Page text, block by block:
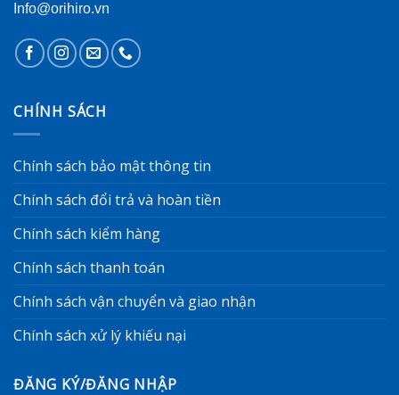
Info@orihiro.vn
CHÍNH SÁCH
Chính sách bảo mật thông tin
Chính sách đổi trả và hoàn tiền
Chính sách kiểm hàng
Chính sách thanh toán
Chính sách vận chuyển và giao nhận
Chính sách xử lý khiếu nại
ĐĂNG KÝ/ĐĂNG NHẬP